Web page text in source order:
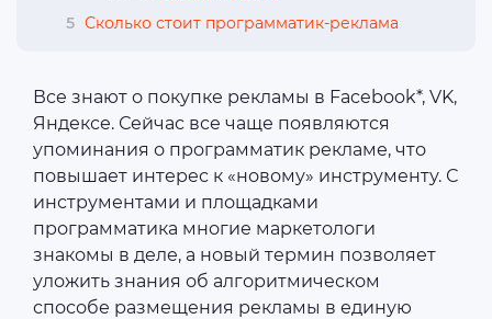
5 Сколько стоит программатик-реклама
Все знают о покупке рекламы в Facebook*, VK,
Яндексе. Сейчас все чаще появляются
упоминания о программатик рекламе, что
повышает интерес к «новому» инструменту. С
инструментами и площадками
программатика многие маркетологи
знакомы в деле, а новый термин позволяет
уложить знания об алгоритмическом
способе размещения рекламы в единую